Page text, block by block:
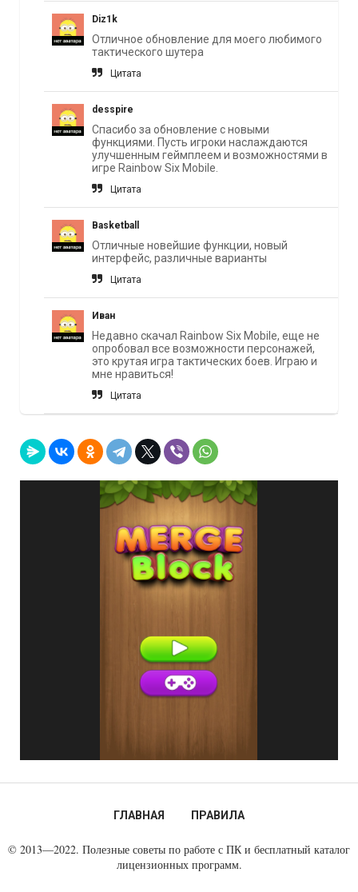
Diz1k
Отличное обновление для моего любимого
тактического шутера
Цитата
desspire
Спасибо за обновление с новыми
функциями. Пусть игроки наслаждаются
улучшенным геймплеем и возможностями в
игре Rainbow Six Mobile.
Цитата
Basketball
Отличные новейшие функции, новый
интерфейс, различные варианты
Цитата
Иван
Недавно скачал Rainbow Six Mobile, еще не
опробовал все возможности персонажей,
это крутая игра тактических боев. Играю и
мне нравиться!
Цитата
ГЛАВНАЯ ПРАВИЛА
© 2013—2022. Полезные советы по работе с ПК и бесплатный каталог
лицензионных программ.